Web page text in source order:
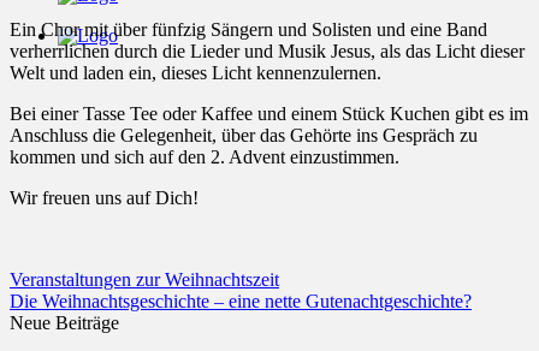
Ein Chor mit über fünfzig Sängern und Solisten und eine Band
verherrlichen durch die Lieder und Musik Jesus, als das Licht dieser
Welt und laden ein, dieses Licht kennenzulernen.
Bei einer Tasse Tee oder Kaffee und einem Stück Kuchen gibt es im
Anschluss die Gelegenheit, über das Gehörte ins Gespräch zu
kommen und sich auf den 2. Advent einzustimmen.
Wir freuen uns auf Dich!
Veranstaltungen zur Weihnachtszeit
Die Weihnachtsgeschichte – eine nette Gutenachtgeschichte?
Neue Beiträge